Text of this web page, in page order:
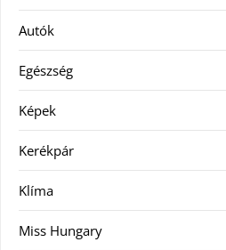
Autók
Egészség
Képek
Kerékpár
Klíma
Miss Hungary